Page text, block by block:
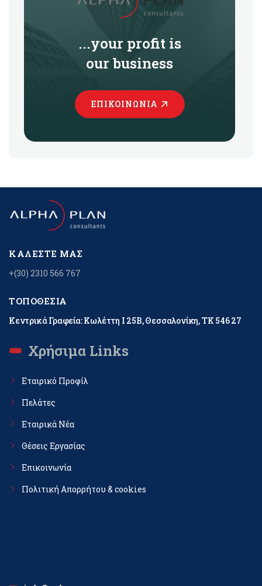
...your profit is
our business
ΕΠΙΚΟΙΝΩΝΊΑ
ΚΑΛΈΣΤΕ ΜΑΣ
+(30) 2310 566 767
ΤΟΠΟΘΕΣΊΑ
Κεντρικά Γραφεία: Κωλέττη Ι 25Β, Θεσσαλονίκη, ΤΚ 546 27
Χρήσιμα Links
Εταιρικό Προφίλ
Πελάτες
Εταιρικά Νέα
Θέσεις Εργασίας
Επικοινωνία
Πολιτική Απορρήτου & cookies